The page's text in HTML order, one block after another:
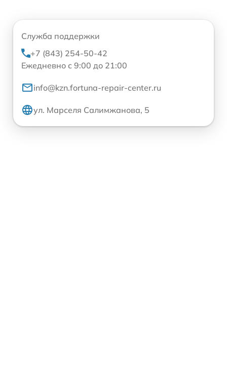
Служба поддержки
+7 (843) 254-50-42
Ежедневно с 9:00 до 21:00
info@kzn.fortuna-repair-center.ru
ул. Марселя Салимжанова, 5